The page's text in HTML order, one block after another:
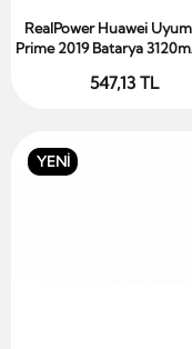
Sepete Ekle
RealPower Huawei
Prime 2019 Batarya
547,13 TL
YENİ